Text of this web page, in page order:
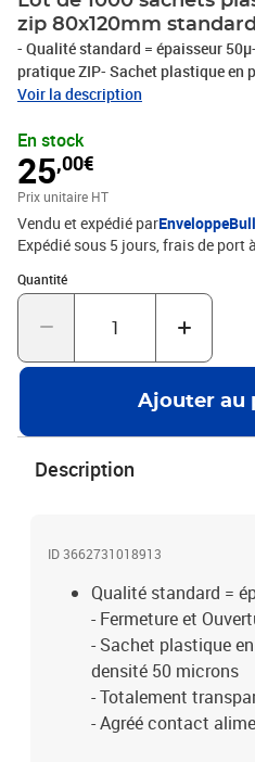
zip 80x120mm
- Qualité standard = épaisseur
pratique ZIP- Sachet plastique en
microns- Totalement transparent-
l'environnement ! - Ce produit est
sans CFC (protège la couche
recyclable, ne pollue pas les
gaz toxiques lors de sa
l'environnement
Voir la description
En stock
25,00€
Prix unitaire HT
Vendu et expédié par
Expédié sous 5 jours, frais de port
Quantité
Quantité : 1
Ajouter au
Description
ID 3662731018913
Qualité standard =
- Fermeture et
- Sachet plastique
densité 50 microns
- Totalement
- Agréé contact